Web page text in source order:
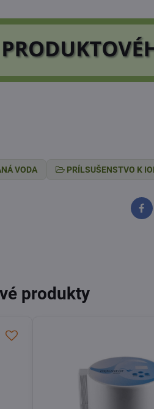
VODA PRÍLSUŠENSTVO K
produkty